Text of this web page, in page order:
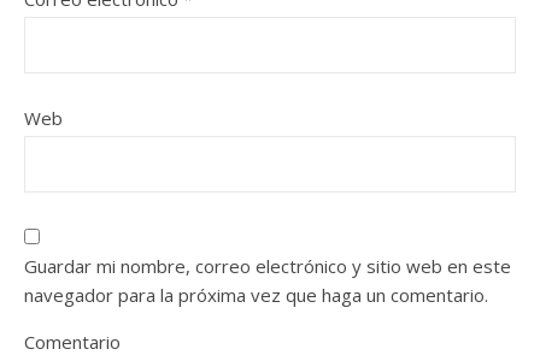
Web
Guardar mi nombre, correo electrónico y sitio web en este
navegador para la próxima vez que haga un comentario.
Comentario